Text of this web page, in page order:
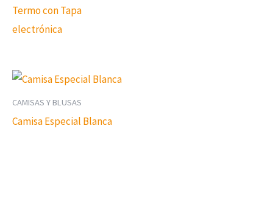
Termo con Tapa
electrónica
CAMISAS Y BLUSAS
Camisa Especial Blanca